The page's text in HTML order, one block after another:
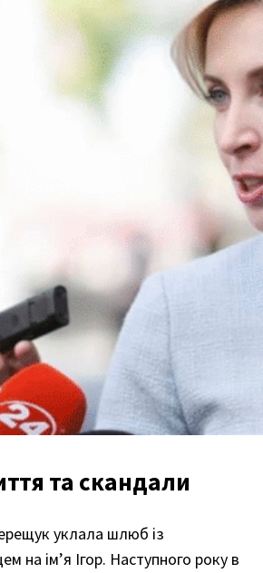
та скандали
уклала шлюб із
на ім’я Ігор. Наступного року в